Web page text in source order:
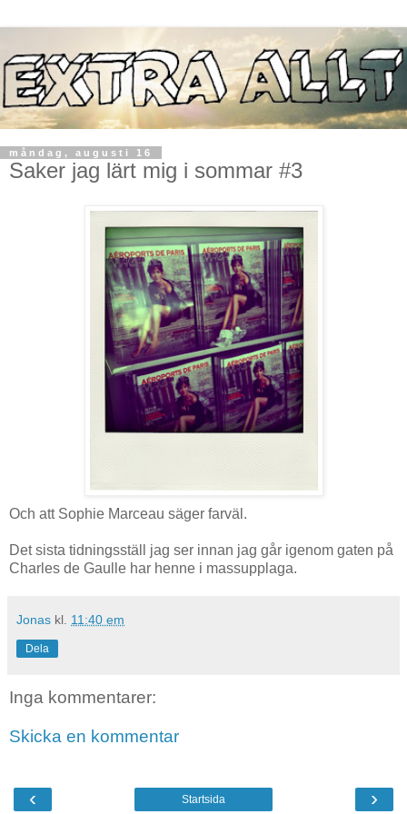
måndag, augusti 16
Saker jag lärt mig i sommar #3
Och att Sophie Marceau säger farväl.
Det sista tidningsställ jag ser innan jag går igenom gaten på
Charles de Gaulle har henne i massupplaga.
Jonas kl. 11:40 em
Dela
Inga kommentarer:
Skicka en kommentar
‹ ›
Startsida